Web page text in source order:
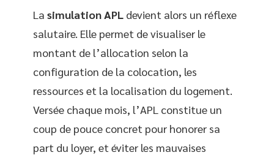
La simulation APL devient alors un réflexe
salutaire. Elle permet de visualiser le
montant de l’allocation selon la
configuration de la colocation, les
ressources et la localisation du logement.
Versée chaque mois, l’APL constitue un
coup de pouce concret pour honorer sa
part du loyer, et éviter les mauvaises